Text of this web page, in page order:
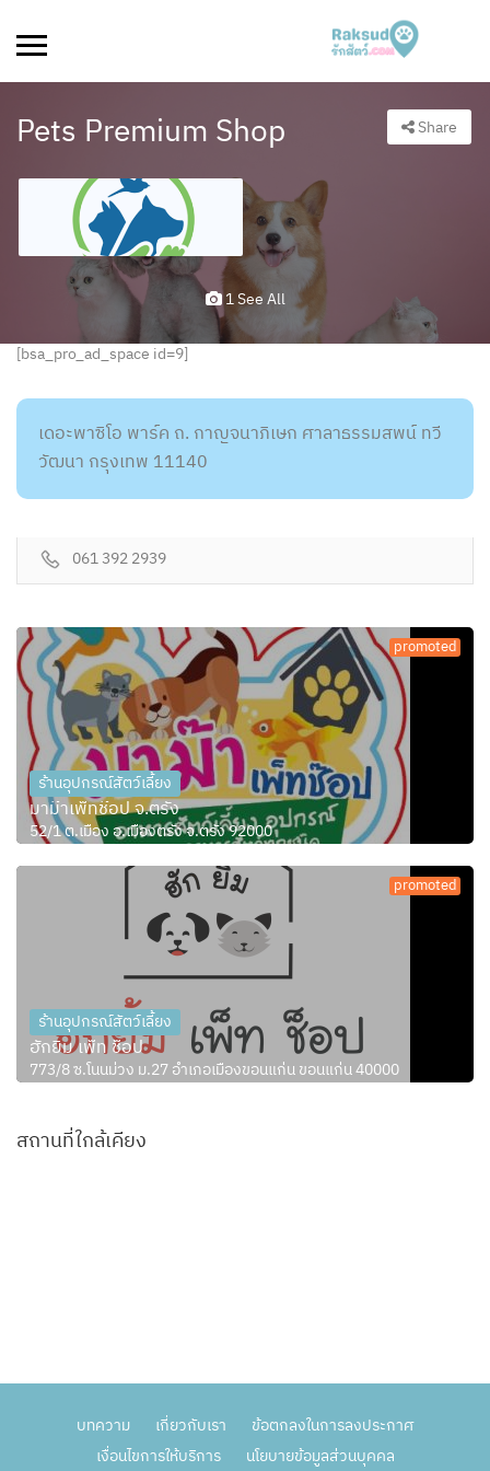
Pets Premium Shop Share
1 See All
[bsa_pro_ad_space id=9]
เดอะพาซิโอ พาร์ค ถ. กาญจนาภิเษก ศาลาธรรมสพน์ ทวี
วัฒนา กรุงเทพ 11140
061 392 2939
promoted
ร้านอุปกรณ์สัตว์เลี้ยง
มาม๊าเพ็ทช๊อป จ.ตรัง
52/1 ต.เมือง อ.เมืองตรัง จ.ตรัง 92000
promoted
ร้านอุปกรณ์สัตว์เลี้ยง
ฮักยิ้ม เพ็ท ช็อป
773/8 ซ.โนนม่วง ม.27 อำเภอเมืองขอนแก่น ขอนแก่น 40000
สถานที่ใกล้เคียง
บทความ เกี่ยวกับเรา
ข้อตกลงในการลงประกาศ
เงื่อนไขการให้บริการ
นโยบายข้อมูลส่วนบุคคล